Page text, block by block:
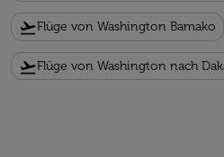
flight_takeoffFlüge von Washington Bamako
flight_takeoffFlüge von Washington nach